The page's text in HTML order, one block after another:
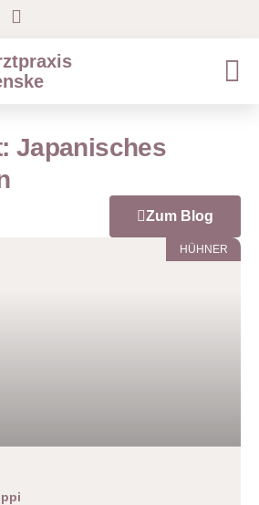
Japanisches
Zum Blog
HÜHNER